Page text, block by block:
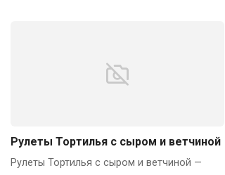
Рулеты Тортилья с сыром и ветчиной
Рулеты Тортилья с сыром и ветчиной —